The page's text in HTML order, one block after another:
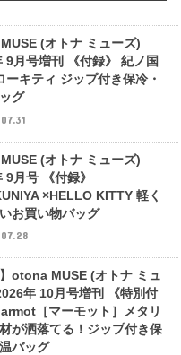
(オトナ ミューズ)
9月号増刊 《付録》 紀ノ国
ーキティ ジップ付き保冷・
グ
(オトナ ミューズ)
9月号 《付録》
×HELLO KITTY 軽く
お買い物バッグ
】otona MUSE (オトナ ミュ
年 10月号増刊 《特別付
［マーモット］メタリ
が洒落てる！ジップ付き保
バッグ